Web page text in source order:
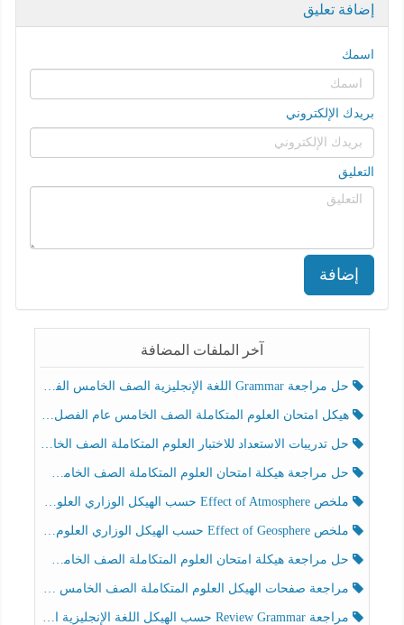
إضافة تعليق
اسمك
بريدك الإلكتروني
التعليق
إضافة
آخر الملفات المضافة
حل مراجعة Grammar اللغة الإنجليزية الصف الخامس الفصل الثالث
هيكل امتحان العلوم المتكاملة الصف الخامس عام الفصل الدراسي الثالث 2025-2026
حل تدريبات الاستعداد للاختبار العلوم المتكاملة الصف الخامس عام الفصل الثالث
حل مراجعة هيكلة امتحان العلوم المتكاملة الصف الخامس انسبير الفصل الثالث
ملخص Effect of Atmosphere حسب الهيكل الوزاري العلوم المتكاملة الصف الخامس انسبير الفصل الثالث
ملخص Effect of Geosphere حسب الهيكل الوزاري العلوم المتكاملة الصف الخامس انسبير الفصل الثالث
حل مراجعة هيكلة امتحان العلوم المتكاملة الصف الخامس عام الفصل الثالث
مراجعة صفحات الهيكل العلوم المتكاملة الصف الخامس انسبير الفصل الثالث
مراجعة Review Grammar حسب الهيكل اللغة الإنجليزية الصف الخامس الفصل الثالث